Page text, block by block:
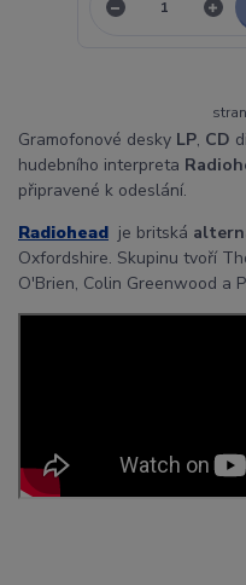
Gramofonové desky LP, CD
hudebního interpreta
připravené k odeslání.
Radiohead je britská
Oxfordshire. Skupinu tvoří
O'Brien, Colin Greenwood a